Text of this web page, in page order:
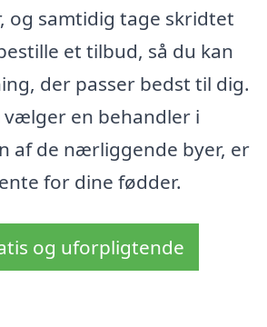
og samtidig tage skridtet
et tilbud, så du kan
der passer bedst til dig.
vælger en behandler i
af de nærliggende byer, er
for dine fødder.
og uforpligtende